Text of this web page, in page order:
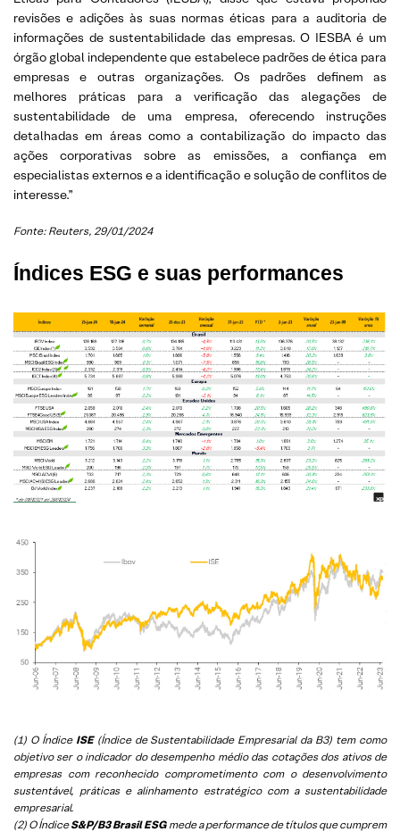
revisões e adições às suas normas éticas para a auditoria de
informações de sustentabilidade das empresas. O IESBA é um
órgão global independente que estabelece padrões de ética para
empresas e outras organizações. Os padrões definem as
melhores práticas para a verificação das alegações de
sustentabilidade de uma empresa, oferecendo instruções
detalhadas em áreas como a contabilização do impacto das
ações corporativas sobre as emissões, a confiança em
especialistas externos e a identificação e solução de conflitos de
interesse.”
Fonte: Reuters, 29/01/2024
Índices ESG e suas performances
(1) O Índice ISE(Índice de Sustentabilidade Empresarial da B3) tem como
objetivo ser o indicador do desempenho médio das cotações dos ativos de
empresas com reconhecido comprometimento com o desenvolvimento
sustentável, práticas e alinhamento estratégico com a sustentabilidade
empresarial.
(2) O ÍndiceS&P/B3 Brasil ESGmede a performance de títulos que cumprem